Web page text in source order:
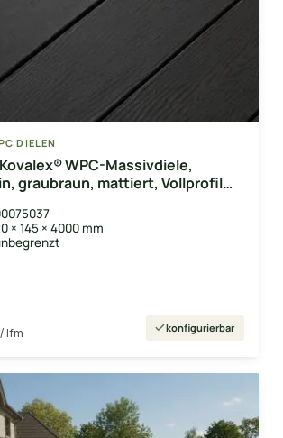
DIELEN
WPC-Massivdiele,
graubraun, mattiert, Vollprofil
× 145 × 4000 mm
/ lfm konfigurierbar